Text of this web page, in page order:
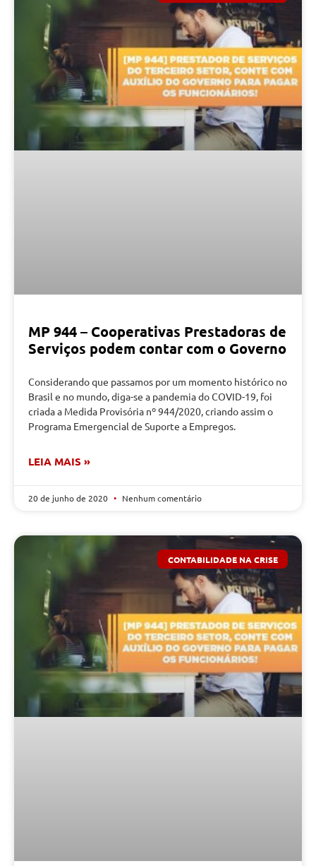
MP 944 – Cooperativas Prestadoras de
Serviços podem contar com o Governo
Considerando que passamos por um momento histórico no
Brasil e no mundo, diga-se a pandemia do COVID-19, foi
criada a Medida Provisória nº 944/2020, criando assim o
Programa Emergencial de Suporte a Empregos.
LEIA MAIS »
20 de junho de 2020 Nenhum comentário
CONTABILIDADE NA CRISE